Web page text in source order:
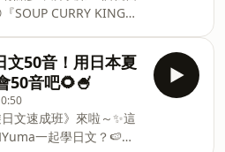
直摸、一直弄、反覆去
触(さわ)る。 →摸貓。
この商
資訊＆購買頁面：
package/
看看 ActPod 吧 🥳🎧
✂︎ - - 🥕 《無壓力學
x.gd/KVDFq⁠⁠🎧 互
『ActPod』：https
SOUP CURRY KING』
旅遊日文速成班》來啦
要和Yuma一起學日
訊＆購買頁面：
package/
看 ActPod 吧 🥳🎧
✂︎ - - 🥕 《無壓力學
文50音！用日本夏
50音吧🌻🍧
文速成班》來啦～✨這
一起學日文？🍉😚